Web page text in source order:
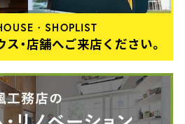
・SHOPLIST
・店舗へご来店ください。